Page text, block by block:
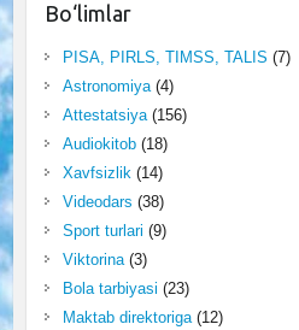
Bo‘limlar
PISA, PIRLS, TIMSS, TALIS (7)
Astronomiya(4)
Attestatsiya(156)
Audiokitob(18)
Xavfsizlik(14)
Videodars (38)
Sport turlari (9)
Viktorina(3)
Bola tarbiyasi (23)
Maktab direktoriga(12)